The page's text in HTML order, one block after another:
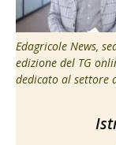
Edagricole News,
edizione del TG
dedicato al settore